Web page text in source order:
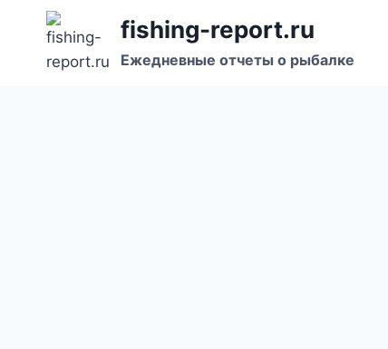
Перейти
содержанию
fishing-report.ru
Ежедневные отчеты о рыбалке